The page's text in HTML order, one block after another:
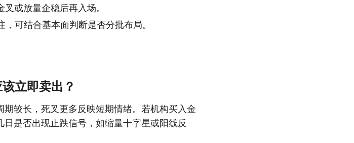
叉或放量企稳后再入场。
，可结合基本面判断是否分批布局。
立即卖出？
期较长，死叉更多反映短期情绪。若机构买入金
是否出现止跌信号，如缩量十字星或阳线反